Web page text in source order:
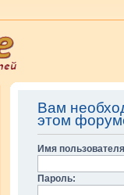
Вам
этом
Имя
Пароль: